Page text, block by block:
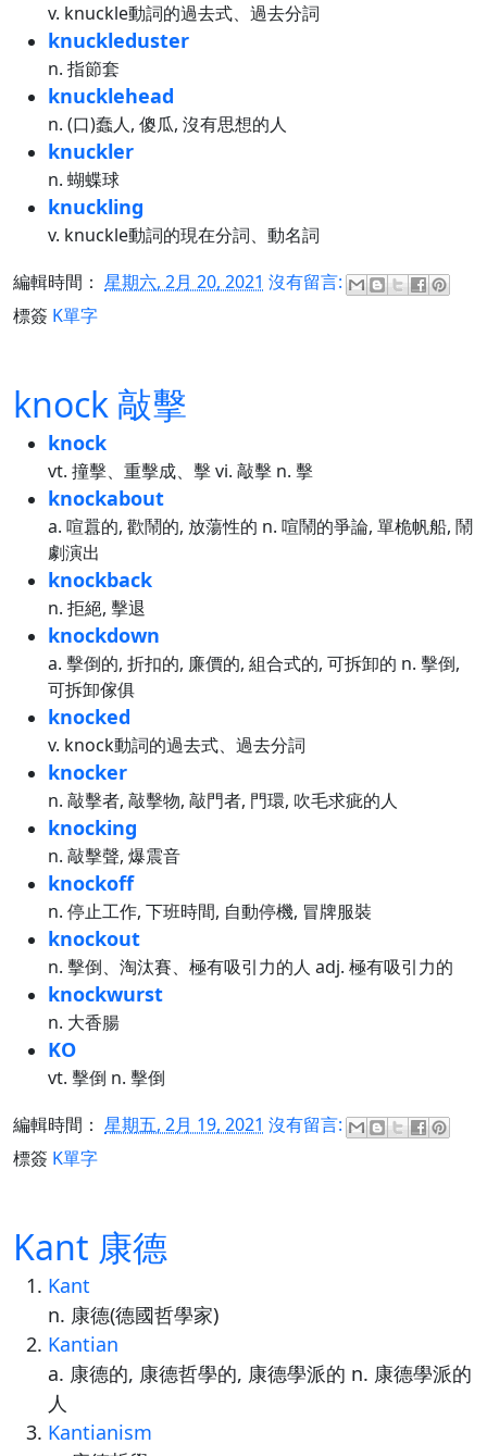
v. knuckle動詞的過去式、過去分詞
knuckleduster
n. 指節套
knucklehead
n. (口)蠢人, 傻瓜, 沒有思想的人
knuckler
n. 蝴蝶球
knuckling
v. knuckle動詞的現在分詞、動名詞
編輯時間： 星期六, 2月 20, 2021 沒有留言:
標簽 K單字
knock 敲擊
knock
vt. 撞擊、重擊成、擊 vi. 敲擊 n. 擊
knockabout
a. 喧囂的, 歡鬧的, 放蕩性的 n. 喧鬧的爭論, 單桅帆船, 鬧
劇演出
knockback
n. 拒絕, 擊退
knockdown
a. 擊倒的, 折扣的, 廉價的, 組合式的, 可拆卸的 n. 擊倒,
可拆卸傢俱
knocked
v. knock動詞的過去式、過去分詞
knocker
n. 敲擊者, 敲擊物, 敲門者, 門環, 吹毛求疵的人
knocking
n. 敲擊聲, 爆震音
knockoff
n. 停止工作, 下班時間, 自動停機, 冒牌服裝
knockout
n. 擊倒、淘汰賽、極有吸引力的人 adj. 極有吸引力的
knockwurst
n. 大香腸
KO
vt. 擊倒 n. 擊倒
編輯時間： 星期五, 2月 19, 2021 沒有留言:
標簽 K單字
Kant 康德
Kant
n. 康德(德國哲學家)
Kantian
a. 康德的, 康德哲學的, 康德學派的 n. 康德學派的
人
Kantianism